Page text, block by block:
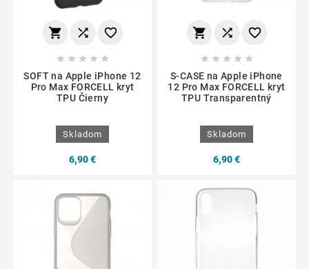
  
    
SOFT na Apple iPhone 12
Pro Max FORCELL kryt
TPU Čierny
Skladom
6,90 €
  
    
S-CASE na Apple iPhone
12 Pro Max FORCELL kryt
TPU Transparentný
Skladom
6,90 €